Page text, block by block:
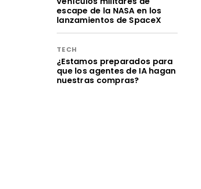
escape de la NASA en los
lanzamientos de SpaceX
TECH
¿Estamos preparados para
que los agentes de IA hagan
nuestras compras?